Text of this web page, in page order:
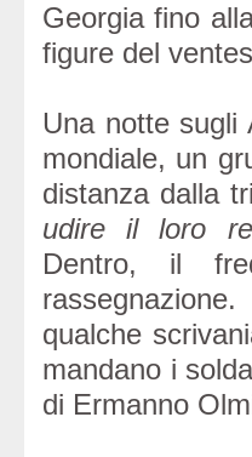
Georgia fino
figure del
Una notte sugli
mondiale, un
distanza dalla
udire il loro
Dentro, il
qualche
mandano i
di Ermanno